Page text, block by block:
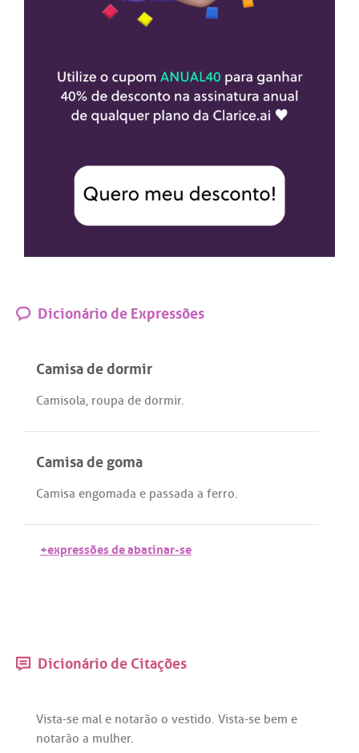
Dicionário de Expressões
Camisa de dormir
Camisola, roupa de dormir.
Camisa de goma
Camisa engomada e passada a ferro.
+expressões de abatinar-se
Dicionário de Citações
Vista-se male notarão o vestido. Vista-se bem e
notarão a mulher.